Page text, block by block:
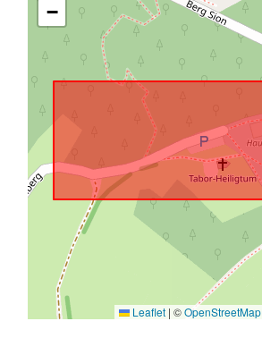
−
Leaflet | ©OpenStreetMap